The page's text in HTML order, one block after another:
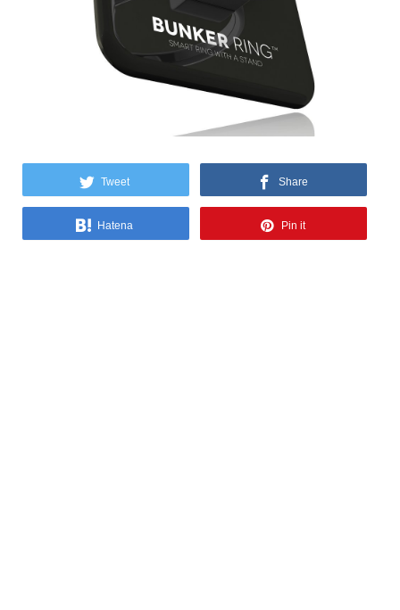
Tweet Share
Hatena Pin it